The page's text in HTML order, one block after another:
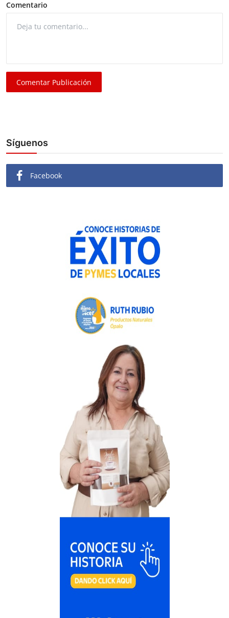
Comentario
Comentar Publicación
Síguenos
Facebook